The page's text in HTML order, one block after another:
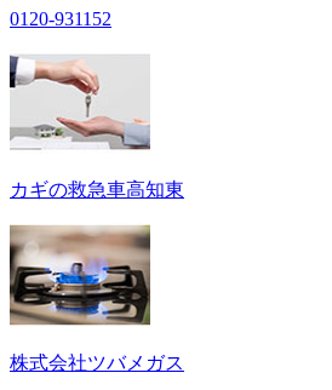
0120-931152
カギの救急車高知東
株式会社ツバメガス